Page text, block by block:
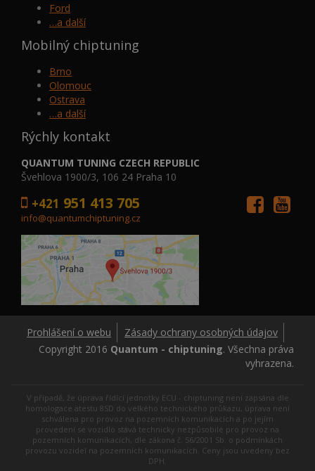
Ford
…a další
Mobilný chiptuning
Brno
Olomouc
Ostrava
…a další
Rýchly kontakt
QUANTUM TUNING CZECH REPUBLIC
Švehlova 1900/3, 106 24 Praha 10
+421 951 413 705
info@quantumchiptuning.cz
Prohlášení o webu
Zásady ochrany osobných údajov
Copyright 2016 Quantum - chiptuning. Všechna práva
vyhrazena.
V případě, že úprava řídící jednotky ECU - chiptuning není zapsána dle
homologace atestu 8SD do velkého technického průkazu, úprava není
schválena pro provoz na pozemních komunikacích a po jejím
provedení se vozidlo stává technicky nezpůsobilé pro provoz na
pozemních komunikacích, dle zákona č. 56/2001 Sb. o podmínkách
provozu vozidel na pozemních komunikacích. Ceny jsou uvedeny bez
DPH.